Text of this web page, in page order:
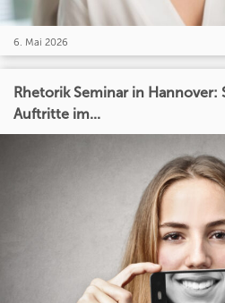
6. Mai 2026
Rhetorik Seminar in Hannover:
Auftritte im...